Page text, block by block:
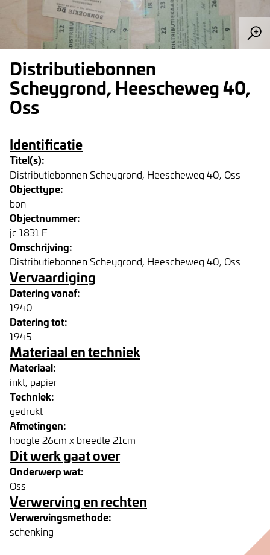
Distributiebonnen
Scheygrond, Heescheweg 40,
Oss
Identificatie
Titel(s):
Distributiebonnen Scheygrond, Heescheweg 40, Oss
Objecttype:
bon
Objectnummer:
jc 1831 F
Omschrijving:
Distributiebonnen Scheygrond, Heescheweg 40, Oss
Vervaardiging
Datering vanaf:
1940
Datering tot:
1945
Materiaal en techniek
Materiaal:
inkt, papier
Techniek:
gedrukt
Afmetingen:
hoogte 26cm x breedte 21cm
Dit werk gaat over
Onderwerp wat:
Oss
Verwerving en rechten
Verwervingsmethode:
schenking